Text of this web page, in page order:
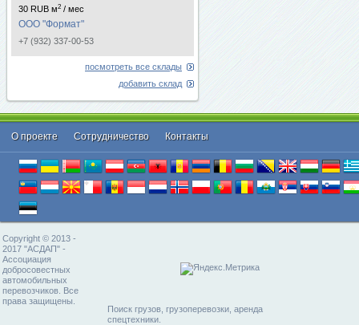
30 RUB м2 / мес
ООО "Формат"
+7 (932) 337-00-53
посмотреть все склады
добавить склад
О проекте Cотрудничество Контакты
Copyright © 2013 -
2017 "АСДАП" -
Ассоциация
добросовестных
автомобильных
перевозчиков. Все
права защищены.
Поиск грузов, грузоперевозки, аренда
спецтехники.